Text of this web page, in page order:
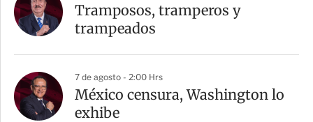
Tramposos, tramperos y
trampeados
7 de agosto - 2:00 Hrs
México censura, Washington lo
exhibe